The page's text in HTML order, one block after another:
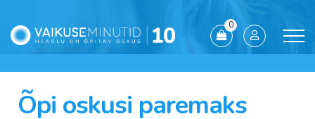
0
Õpi oskusi paremaks